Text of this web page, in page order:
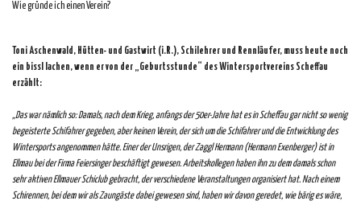
Wie gründe ich einen Verein?
Toni Aschenwald, Hütten- und Gastwirt (i.R.), Schilehrer und Rennläufer, muss heute noch
ein bissl lachen, wenn er von der „Geburtsstunde“ des Wintersportvereins Scheffau
erzählt:
„Das war nämlich so: Damals, nach dem Krieg, anfangs der 50er-Jahre hat es in Scheffau gar nicht so wenig
begeisterte Schifahrer gegeben, aber keinen Verein, der sich um die Schifahrer und die Entwicklung des
Wintersports angenommen hätte. Einer der Unsrigen, der Zaggl Hermann (Hermann Exenberger) ist in
Ellmau bei der Firma Feiersinger beschäftigt gewesen. Arbeitskollegen haben ihn zu dem damals schon
sehr aktiven Ellmauer Schiclub gebracht, der verschiedene Veranstaltungen organisiert hat. Nach einem
Schirennen, bei dem wir als Zaungäste dabei gewesen sind, haben wir davon geredet, wie bärig es wäre,